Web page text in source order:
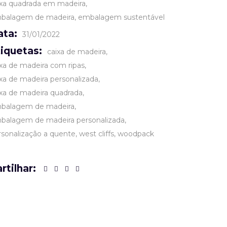
quadrada em madeira
de madeira embalagem sustentável
31/01/2022
caixa de madeira
de madeira com ripas
de madeira personalizada
de madeira quadrada
de madeira
de madeira personalizada
a quente west cliffs woodpack